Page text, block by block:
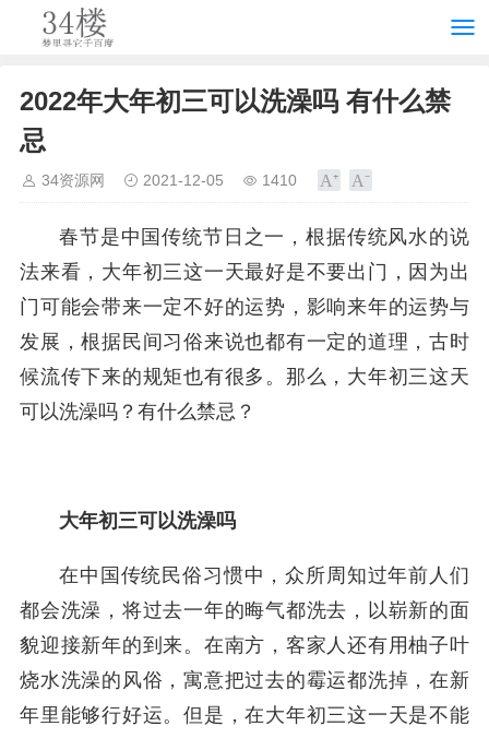
2022年大年初三可以洗澡吗 有什么禁
忌
34资源网 2021-12-05 1410
春节是中国传统节日之一，根据传统风水的说
法来看，大年初三这一天最好是不要出门，因为出
门可能会带来一定不好的运势，影响来年的运势与
发展，根据民间习俗来说也都有一定的道理，古时
候流传下来的规矩也有很多。那么，大年初三这天
可以洗澡吗？有什么禁忌？
大年初三可以洗澡吗
在中国传统民俗习惯中，众所周知过年前人们
都会洗澡，将过去一年的晦气都洗去，以崭新的面
貌迎接新年的到来。在南方，客家人还有用柚子叶
烧水洗澡的风俗，寓意把过去的霉运都洗掉，在新
年里能够行好运。但是，在大年初三这一天是不能